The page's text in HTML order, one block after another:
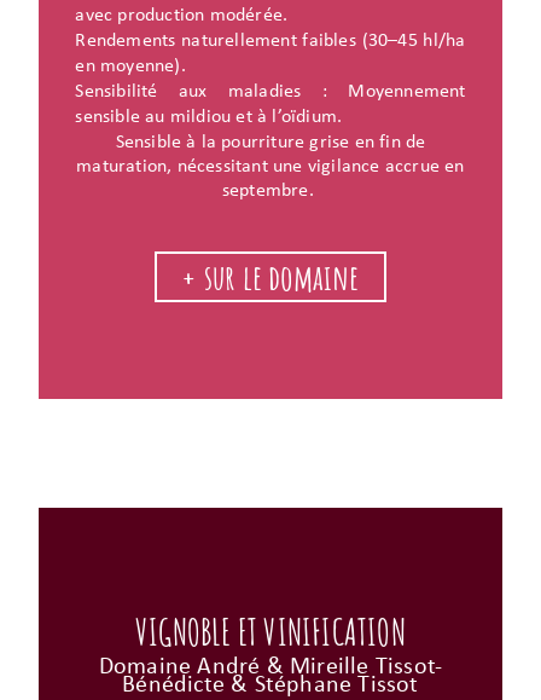
avec production modérée.
Rendements naturellement faibles (30–45 hl/ha
en moyenne).
Sensibilité aux maladies : Moyennement
sensible au mildiou et à l’oïdium.
Sensible à la pourriture grise en fin de
maturation, nécessitant une vigilance accrue en
septembre.
+ sur le domaine
VIGNOBLE ET VINIFICATION
Domaine André & Mireille Tissot-
Bénédicte & Stéphane Tissot